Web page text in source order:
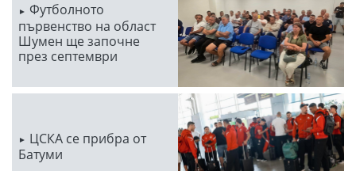
Футболното
първенство на област
Шумен ще започне
през септември
ЦСКА се прибра от
Батуми